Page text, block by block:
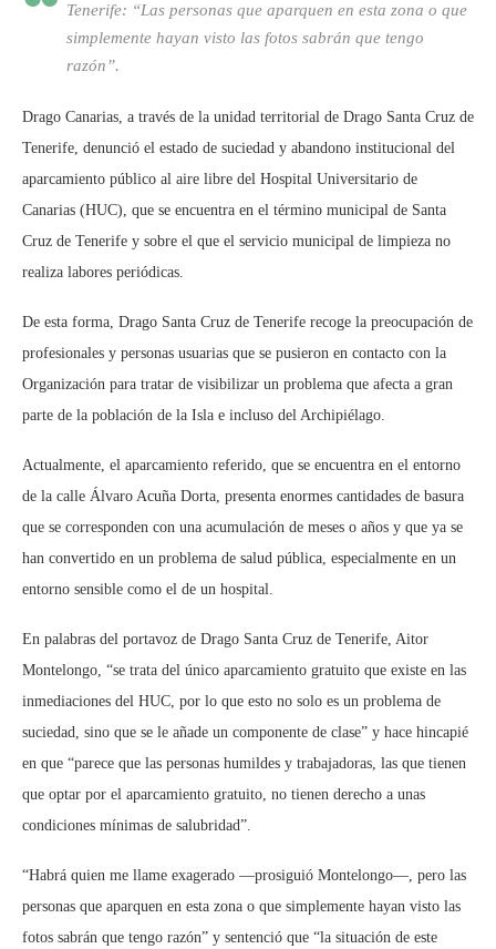
Tenerife: “Las personas que aparquen en esta zona o que
simplemente hayan visto las fotos sabrán que tengo
razón”.
Drago Canarias, a través de la unidad territorial de Drago Santa Cruz de
Tenerife, denunció el estado de suciedad y abandono institucional del
aparcamiento público al aire libre del Hospital Universitario de
Canarias (HUC), que se encuentra en el término municipal de Santa
Cruz de Tenerife y sobre el que el servicio municipal de limpieza no
realiza labores periódicas.
De esta forma, Drago Santa Cruz de Tenerife recoge la preocupación de
profesionales y personas usuarias que se pusieron en contacto con la
Organización para tratar de visibilizar un problema que afecta a gran
parte de la población de la Isla e incluso del Archipiélago.
Actualmente, el aparcamiento referido, que se encuentra en el entorno
de la calle Álvaro Acuña Dorta, presenta enormes cantidades de basura
que se corresponden con una acumulación de meses o años y que ya se
han convertido en un problema de salud pública, especialmente en un
entorno sensible como el de un hospital.
En palabras del portavoz de Drago Santa Cruz de Tenerife, Aitor
Montelongo, “se trata del único aparcamiento gratuito que existe en las
inmediaciones del HUC, por lo que esto no solo es un problema de
suciedad, sino que se le añade un componente de clase” y hace hincapié
en que “parece que las personas humildes y trabajadoras, las que tienen
que optar por el aparcamiento gratuito, no tienen derecho a unas
condiciones mínimas de salubridad”.
“Habrá quien me llame exagerado —prosiguió Montelongo—, pero las
personas que aparquen en esta zona o que simplemente hayan visto las
fotos sabrán que tengo razón” y sentenció que “la situación de este